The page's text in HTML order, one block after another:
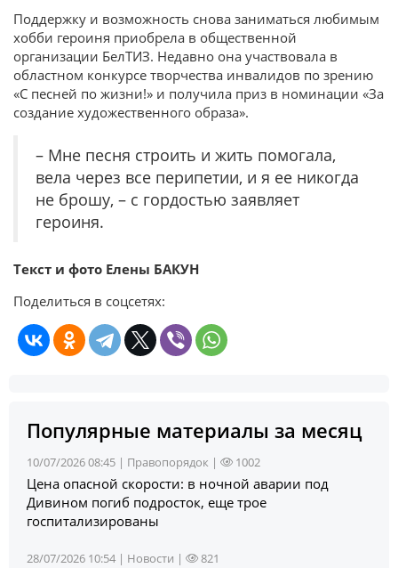
Поддержку и возможность снова заниматься любимым
хобби героиня приобрела в общественной
организации БелТИЗ. Недавно она участвовала в
областном конкурсе творчества инвалидов по зрению
«С песней по жизни!» и получила приз в номинации «За
создание художественного образа».
– Мне песня строить и жить помогала,
вела через все перипетии, и я ее никогда
не брошу, – с гордостью заявляет
героиня.
Текст и фото Елены БАКУН
Поделиться в соцсетях:
Популярные материалы за месяц
10/07/2026 08:45 | Правопорядок | 1002
Цена опасной скорости: в ночной аварии под
Дивином погиб подросток, еще трое
госпитализированы
28/07/2026 10:54 | Новости | 821